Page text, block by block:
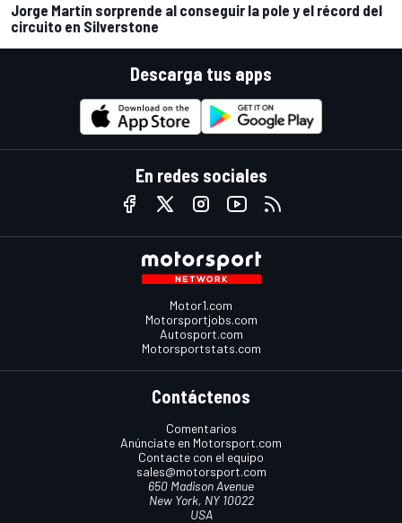
Jorge Martín sorprende al conseguir la pole y el récord del
circuito en Silverstone
Descarga tus apps
En redes sociales
Motor1.com
Motorsportjobs.com
Autosport.com
Motorsportstats.com
Contáctenos
Comentarios
Anúnciate en Motorsport.com
Contacte con el equipo
sales@motorsport.com
650 Madison Avenue
New York, NY 10022
USA